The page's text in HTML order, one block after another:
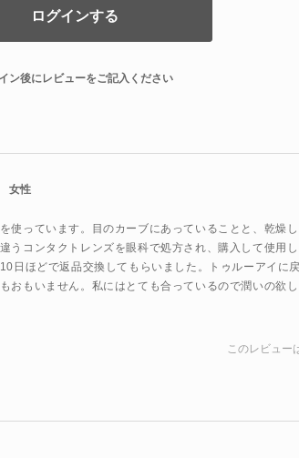
ログインする
ン後にレビューをご記入ください
女性
使っています。目のカーブにあっていることと、乾燥
うコンタクトレンズを眼科で処方され、購入して使用
日ほどで返品交換してもらいました。トゥルーアイに
おもいません。私にはとても合っているので潤いの欲
このレビュー